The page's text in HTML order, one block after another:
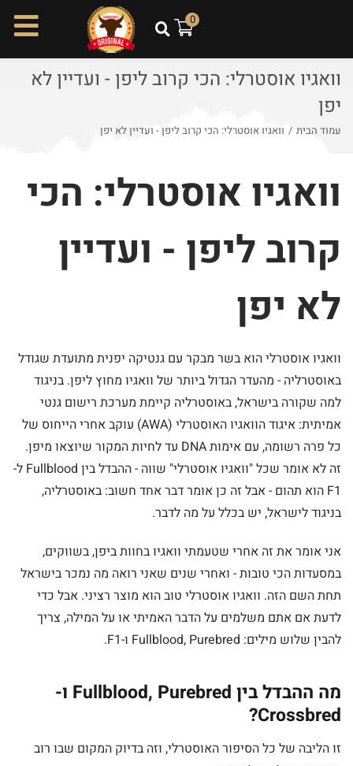
ו
0
וואגיו אוסטרלי: הכי קרוב ליפן - ועדיין לא
יפן
עמוד הבית / וואגיו אוסטרלי: הכי קרוב ליפן - ועדיין לא יפן
וואגיו אוסטרלי: הכי
קרוב ליפן - ועדיין
לא יפן
וואגיו אוסטרלי הוא בשר מבקר עם גנטיקה יפנית מתועדת שגודל
באוסטרליה - מהעדר הגדול ביותר של וואגיו מחוץ ליפן. בניגוד
למה שקורה בישראל, באוסטרליה קיימת מערכת רישום גנטי
אמיתית: איגוד הוואגיו האוסטרלי (AWA) עוקב אחרי הייחוס של
כל פרה רשומה, עם אימות DNA עד לחיות המקור שיוצאו מיפן.
זה לא אומר שכל "וואגיו אוסטרלי" שווה - ההבדל בין Fullblood ל-
F1 הוא תהום - אבל זה כן אומר דבר אחד חשוב: באוסטרליה,
בניגוד לישראל, יש בכלל על מה לדבר.
אני אומר את זה אחרי שטעמתי וואגיו בחוות ביפן, בשווקים,
במסעדות הכי טובות - ואחרי שנים שאני רואה מה נמכר בישראל
תחת השם הזה. וואגיו אוסטרלי טוב הוא מוצר רציני. אבל כדי
לדעת אם אתם משלמים על הדבר האמיתי או על המילה, צריך
להבין שלוש מילים: Fullblood, Purebred ו-F1.
מה ההבדל בין Fullblood, Purebred ו-
Crossbred?
זו הליבה של כל הסיפור האוסטרלי, וזה בדיוק המקום שבו רוב